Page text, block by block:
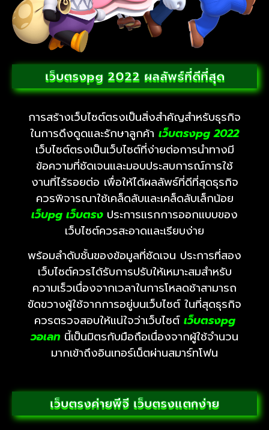
เว็บตรงpg 2022 ผลลัพธ์ที่ดีที่สุด
การสร้างเว็บไซต์ตรงเป็นสิ่งสำคัญสำหรับธุรกิจ
ในการดึงดูดและรักษาลูกค้า เว็บตรงpg2022
เว็บไซต์ตรงเป็นเว็บไซต์ที่ง่ายต่อการนำทางมี
ข้อความที่ชัดเจนและมอบประสบการณ์การใช้
งานที่ไร้รอยต่อ เพื่อให้ได้ผลลัพธ์ที่ดีที่สุดธุรกิจ
ควรพิจารณาใช้เคล็ดลับและเคล็ดลับเล็กน้อย
เว็บpg เว็บตรง ประการแรกการออกแบบของ
เว็บไซต์ควรสะอาดและเรียบง่าย
พร้อมลำดับชั้นของข้อมูลที่ชัดเจน ประการที่สอง
เว็บไซต์ควรได้รับการปรับให้เหมาะสมสำหรับ
ความเร็วเนื่องจากเวลาในการโหลดช้าสามารถ
ขัดขวางผู้ใช้จากการอยู่บนเว็บไซต์ ในที่สุดธุรกิจ
ควรตรวจสอบให้แน่ใจว่าเว็บไซต์ เว็บตรงpg
วอเลท นี้เป็นมิตรกับมือถือเนื่องจากผู้ใช้จำนวน
มากเข้าถึงอินเทอร์เน็ตผ่านสมาร์ทโฟน
เว็บตรงค่ายพีจี เว็บตรงแตกง่าย